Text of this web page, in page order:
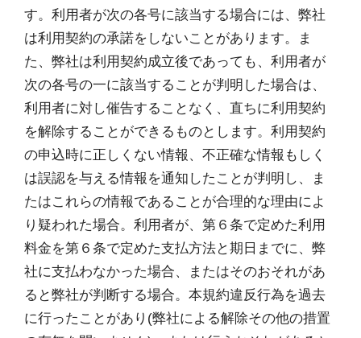
す。利用者が次の各号に該当する場合には、弊社
は利用契約の承諾をしないことがあります。ま
た、弊社は利用契約成立後であっても、利用者が
次の各号の一に該当することが判明した場合は、
利用者に対し催告することなく、直ちに利用契約
を解除することができるものとします。利用契約
の申込時に正しくない情報、不正確な情報もしく
は誤認を与える情報を通知したことが判明し、ま
たはこれらの情報であることが合理的な理由によ
り疑われた場合。利用者が、第６条で定めた利用
料金を第６条で定めた支払方法と期日までに、弊
社に支払わなかった場合、またはそのおそれがあ
ると弊社が判断する場合。本規約違反行為を過去
に行ったことがあり(弊社による解除その他の措置